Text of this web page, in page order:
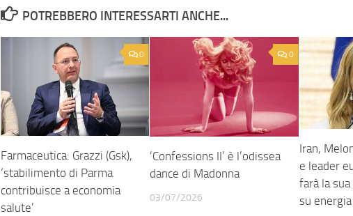
POTREBBERO INTERESSARTI ANCHE...
0
Farmaceutica: Grazzi (Gsk),
‘stabilimento di Parma
contribuisce a economia
salute’
0
‘Confessions II’ è l’odissea
dance di Madonna
03/07/2026
Iran,
e leader
farà la
su